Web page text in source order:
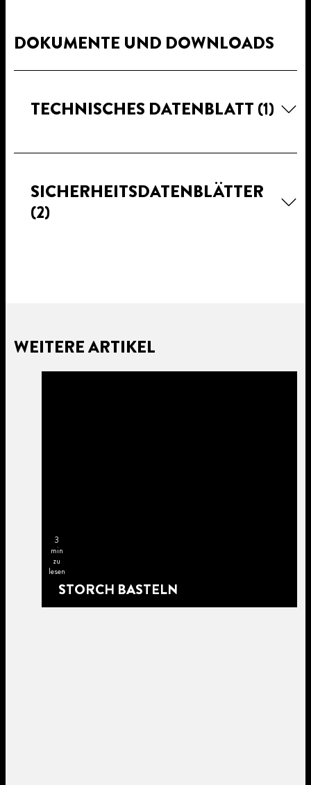
DOKUMENTE UND DOWNLOADS
TECHNISCHES DATENBLATT (1)
SICHERHEITSDATENBLÄTTER
(2)
WEITERE ARTIKEL
3
min
zu
lesen
STORCH BASTELN